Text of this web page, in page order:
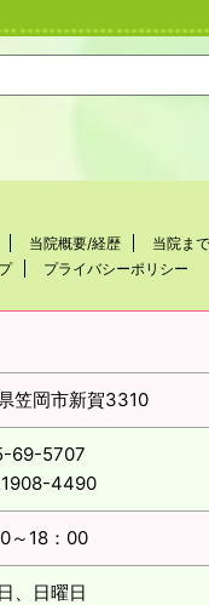
当院概要/経歴
当院ま
プライバシーポリシー
笠岡市新賀3310
69-5707
4490
～18：00
、日曜日